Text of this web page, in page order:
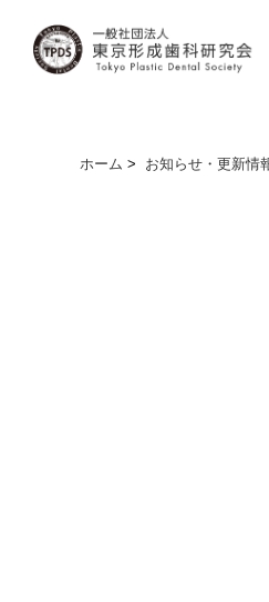
ホーム > お知らせ・更新情